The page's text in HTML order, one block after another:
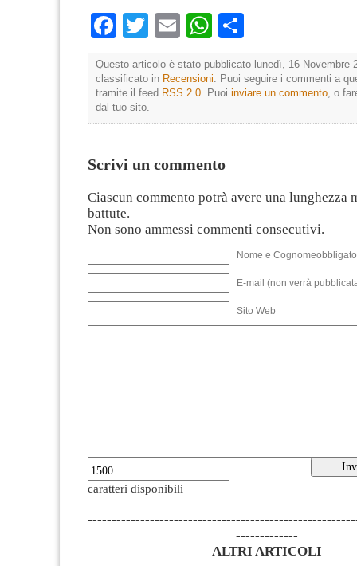
Facebook
TwitterEmailWhatsApp
Questo articolo è stato pubblicato lunedì, 16 Novembre
classificato in Recensioni . Puoi seguire i commenti a
tramite il feed RSS 2.0 . Puoi inviare un commento , o
dal tuo sito.
Scrivi un commento
Ciascun commento potrà avere una lunghezza
battute.
Non sono ammessi commenti consecutivi.
Nome e
E-mail (non verrà
Sito Web
caratteri disponibili
-------------
ALTRI ARTICOLI